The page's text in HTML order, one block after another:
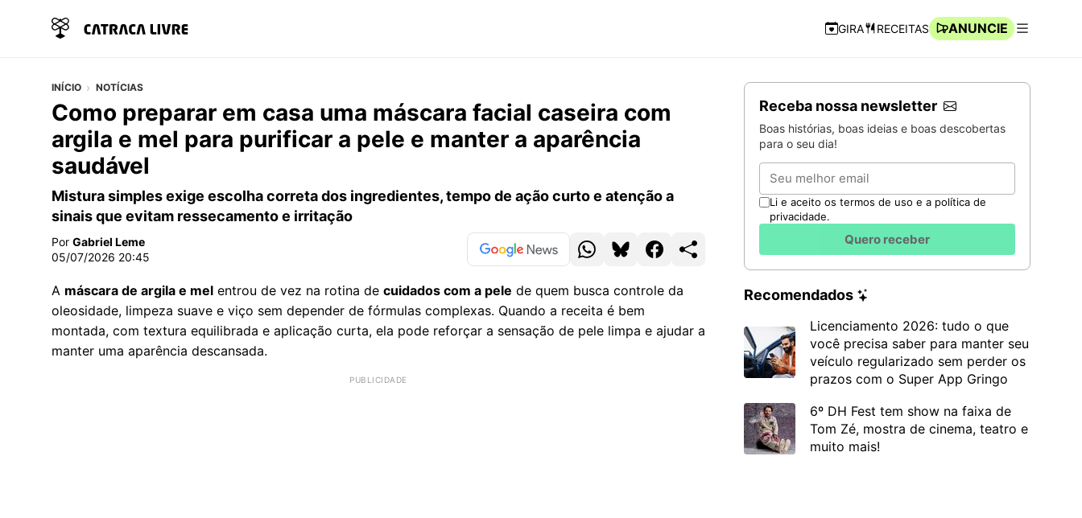
Navegação Rápida
GIRA RECEITAS
ANUNCIE
INÍCIO NOTÍCIAS
Como preparar em casa uma máscara facial caseira com
argila e mel para purificar a pele e manter a aparência
saudável
Mistura simples exige escolha correta dos ingredientes, tempo de ação curto e atenção a
sinais que evitam ressecamento e irritação
Por Gabriel Leme
05/07/2026 20:45
A máscara de argila e mel entrou de vez na rotina de cuidados com a pele de quem busca controle da
oleosidade, limpeza suave e viço sem depender de fórmulas complexas. Quando a receita é bem
montada, com textura equilibrada e aplicação curta, ela pode reforçar a sensação de pele limpa e ajudar a
manter uma aparência descansada.
Receba nossa newsletter
Boas histórias, boas ideias e boas descobertas
para o seu dia!
Email
Li e aceito os termos de uso e a política de
privacidade.
Quero receber
Recomendados
Licenciamento 2026: tudo o que
você precisa saber para manter seu
veículo regularizado sem perder os
prazos com o Super App Gringo
6º DH Fest tem show na faixa de
Tom Zé, mostra de cinema, teatro e
muito mais!